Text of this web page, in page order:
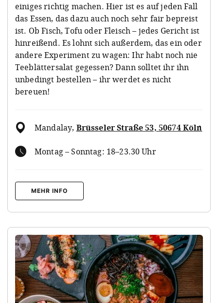
einiges richtig machen. Hier ist es auf jeden Fall
das Essen, das dazu auch noch sehr fair bepreist
ist. Ob Fisch, Tofu oder Fleisch – jedes Gericht ist
hinreißend. Es lohnt sich außerdem, das ein oder
andere Experiment zu wagen: Ihr habt noch nie
Teeblättersalat gegessen? Dann solltet ihr ihn
unbedingt bestellen – ihr werdet es nicht
bereuen!
Mandalay, Brüsseler Straße 53, 50674 Köln
Montag – Sonntag: 18–23.30 Uhr
MEHR INFO